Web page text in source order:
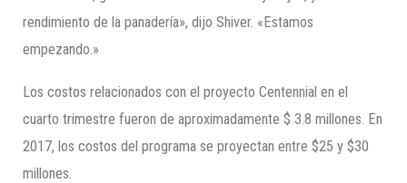
rendimiento de la panadería», dijo Shiver. «Estamos
empezando.»
Los costos relacionados con el proyecto Centennial en el
cuarto trimestre fueron de aproximadamente $ 3.8 millones. En
2017, los costos del programa se proyectan entre $25 y $30
millones.